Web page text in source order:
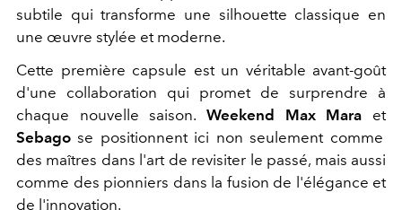
subtile qui transforme une silhouette classique en
une œuvre stylée et moderne.
Cette première capsule est un véritable avant-goût
d'une collaboration qui promet de surprendre à
chaque nouvelle saison. Weekend Max Mara et
Sebagose positionnent ici non seulement comme
des maîtres dans l'art de revisiter le passé, mais aussi
comme des pionniers dans la fusion de l'élégance et
de l'innovation.